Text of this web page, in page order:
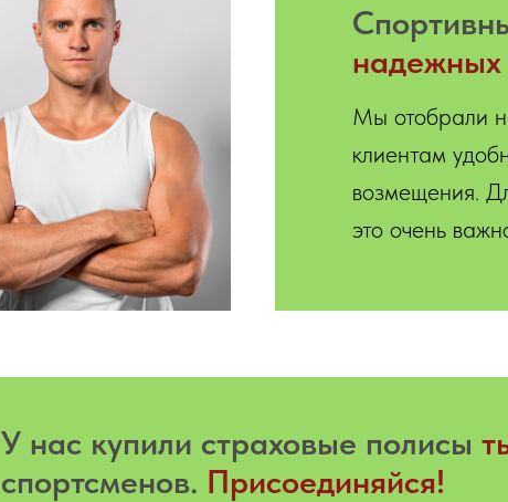
надежных
Мы отобрали
клиентам
возмещения.
это очень
У нас купили страховые полисы
спортсменов. Присоединяйся!